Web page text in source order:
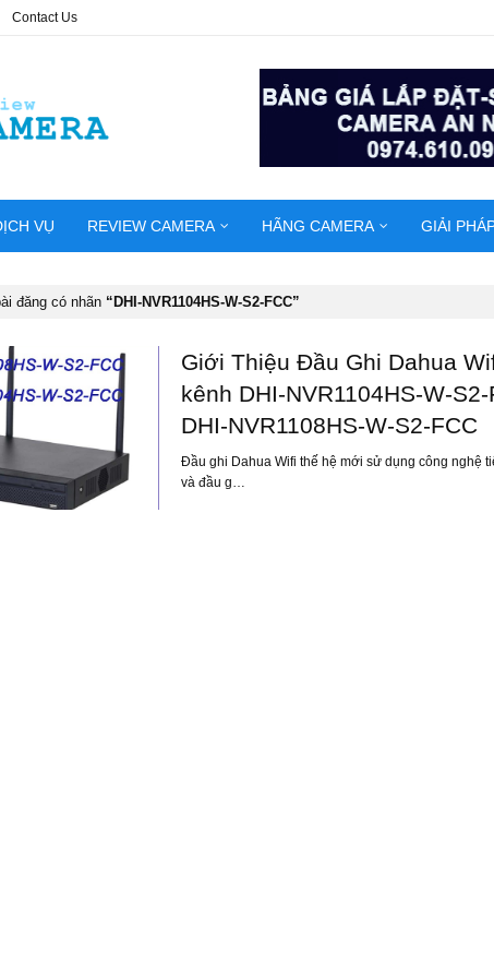
Contact Us
VỤ REVIEW CAMERA HÃNG CAMERA GIẢI
đăng có nhãn DHI-NVR1104HS-W-S2-FCC
Giới Thiệu Đầu Ghi Dahua
kênh DHI-NVR1104HS-W-
DHI-NVR1108HS-W-S2-FCC
Đầu ghi Dahua Wifi thế hệ mới sử dụng công nghệ
và đầu g…